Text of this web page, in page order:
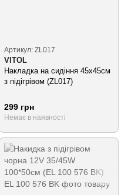
Артикул: ZL017
VITOL
Накладка на сидіння 45х45см
з підігрівом (ZL017)
299 грн
Немає в наявності